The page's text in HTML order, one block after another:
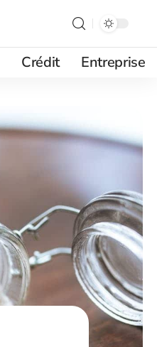
Crédit Entreprise